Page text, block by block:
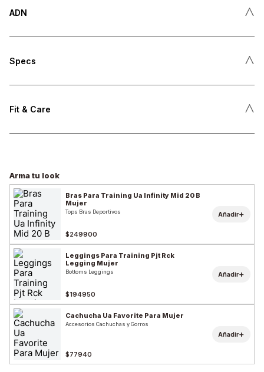
ADN ˄
Specs ˄
Fit & Care ˄
Arma tu look
Bras Para Training Ua Infinity Mid 20 B
Mujer
Tops Bras Deportivos
$249900
Añadir+
Leggings Para Training Pjt Rck
Legging Mujer
Bottoms Leggings
$194950
Añadir+
Cachucha Ua Favorite Para Mujer
Accesorios Cachuchas y Gorros
$77940
Añadir+